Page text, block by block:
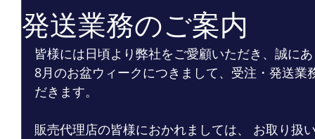
発送業務のご案内
皆様には日頃より弊社をご愛顧いただき、誠に
8月のお盆ウィークにつきまして、受注・発送業
だきます。
販売代理店の皆様におかれましては、 お取り扱